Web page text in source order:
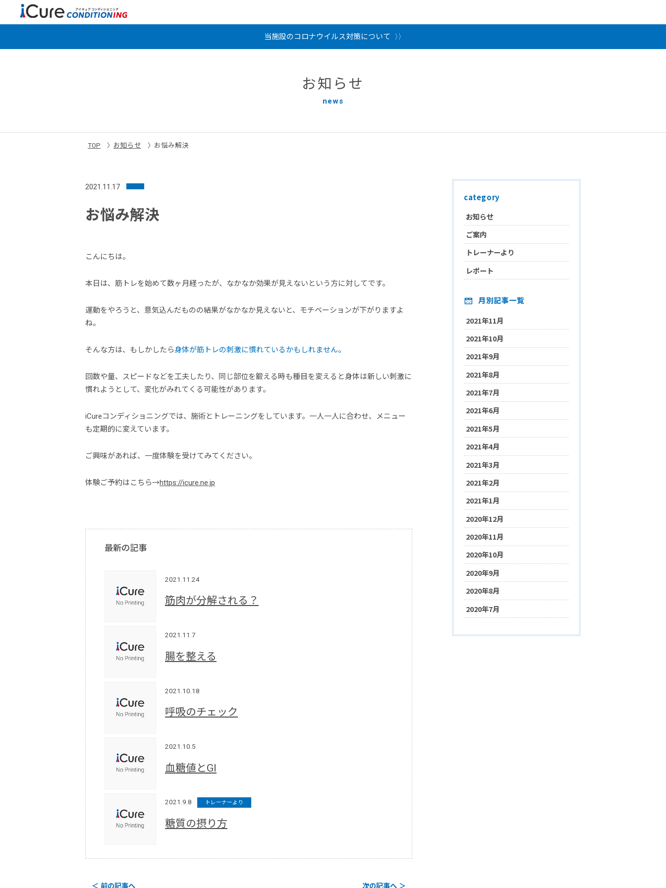
当施設のコロナウイルス対策について
お知らせ
news
TOP お知らせ お悩み解決
2021.11.17
お悩み解決
こんにちは。
本日は、筋トレを始めて数ヶ月経ったが、なかなか効果が見えないという方に対してです。
運動をやろうと、意気込んだものの結果がなかなか見えないと、モチベーションが下がりますよ
ね。
そんな方は、もしかしたら身体が筋トレの刺激に慣れているかもしれません。
回数や量、スピードなどを工夫したり、同じ部位を鍛える時も種目を変えると身体は新しい刺激に
慣れようとして、変化がみれてくる可能性があります。
iCureコンディショニングでは、施術とトレーニングをしています。一人一人に合わせ、メニュー
も定期的に変えています。
ご興味があれば、一度体験を受けてみてください。
体験ご予約はこちら→https://icure.ne.jp
最新の記事
2021.11.24
筋肉が分解される？
2021.11.7
腸を整える
2021.10.18
呼吸のチェック
2021.10.5
血糖値とGI
2021.9.8 トレーナーより
糖質の摂り方
＜ 前の記事へ 次の記事へ ＞
category
お知らせ
ご案内
トレーナーより
レポート
月別記事一覧
2021年11月
2021年10月
2021年9月
2021年8月
2021年7月
2021年6月
2021年5月
2021年4月
2021年3月
2021年2月
2021年1月
2020年12月
2020年11月
2020年10月
2020年9月
2020年8月
2020年7月